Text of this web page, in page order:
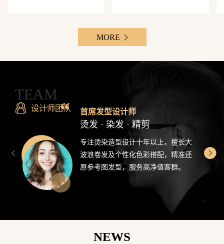
MORE
TEAM
设计师团队 首席发型设计师
烫发 · 染发 · 精剪
专注烫染造型设计十年以上，擅长大
波浪卷发及个性化色彩搭配，精准还
原参考图发型，服务高净值客群。
NEWS